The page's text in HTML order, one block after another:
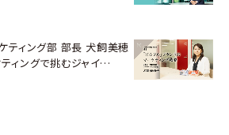
ティング部 部長 犬飼美穂
ィングで挑むジャイ…